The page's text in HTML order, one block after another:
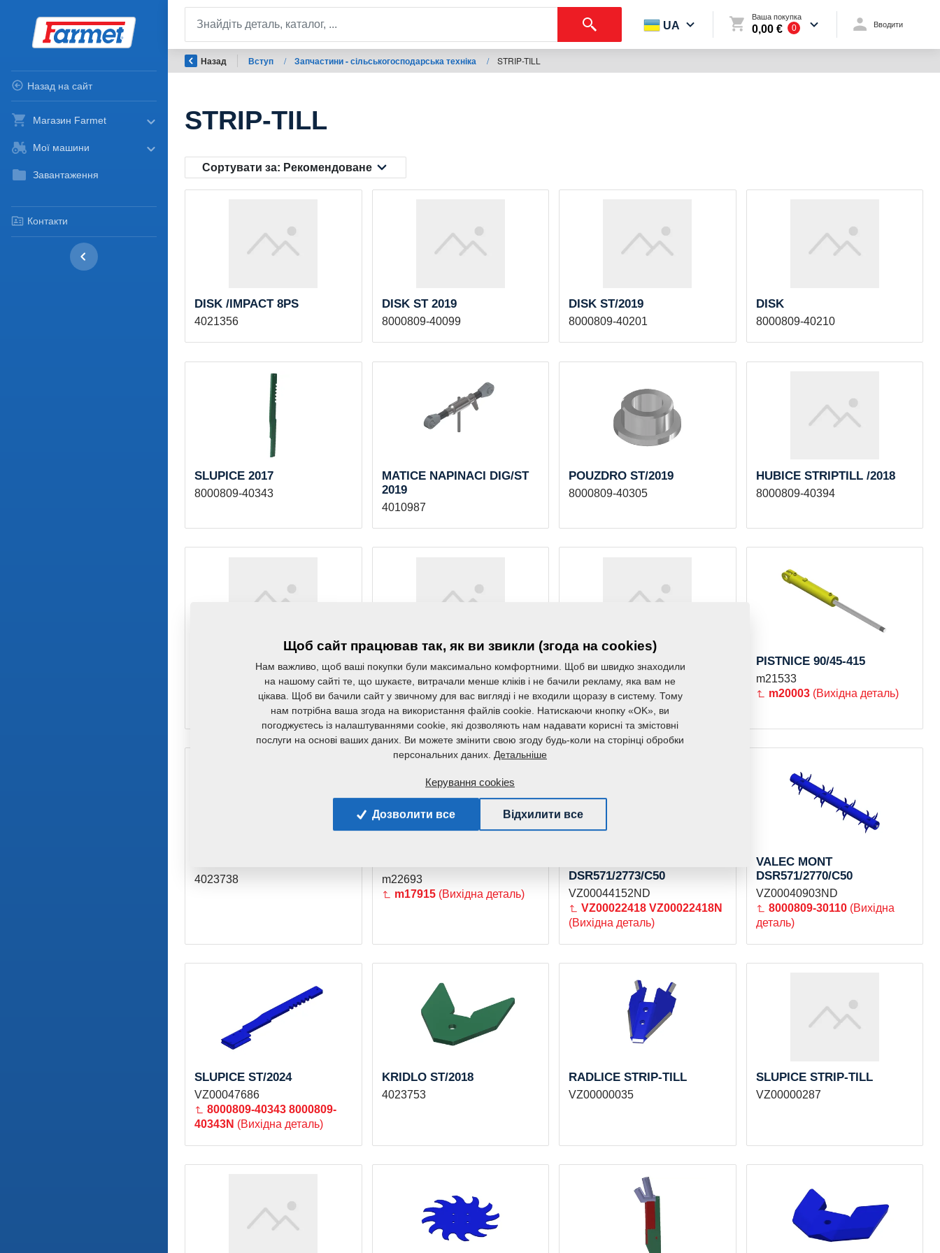
Назад на сайт
Магазин Farmet
Мої машини
Завантаження
Контакти
UA
Ваша покупка
0,00 € 0 Вводити
Назад Вступ / Запчастини - сільськогосподарська техніка / STRIP-TILL
STRIP-TILL
Сортувати за: Рекомендоване
DISK /IMPACT 8PS
4021356
DISK ST 2019
8000809-40099
DISK ST/2019
8000809-40201
DISK
8000809-40210
SLUPICE 2017
8000809-40343
MATICE NAPINACI DIG/ST
2019
4010987
POUZDRO ST/2019
8000809-40305
HUBICE STRIPTILL /2018
8000809-40394
OKO PISTNICE
(Вихідна деталь)
LOZISKO KULICKOVE 3304
A-2RS1/MT33
m09405
LOZISKO DOMECKOVE
117/98/102/4xM12
m19008
PISTNICE 90/45-415
m21533
m20003 (Вихідна деталь)
4023738
m22693
m17915 (Вихідна деталь)
DSR571/2773/C50
VZ00044152ND
VZ00022418 VZ00022418N
(Вихідна деталь)
VALEC MONT
DSR571/2770/C50
VZ00040903ND
8000809-30110 (Вихідна
деталь)
SLUPICE ST/2024
VZ00047686
8000809-40343 8000809-
40343N (Вихідна деталь)
KRIDLO ST/2018
4023753
RADLICE STRIP-TILL
VZ00000035
SLUPICE STRIP-TILL
VZ00000287
Щоб сайт працював так, як ви звикли (згода на cookies)
Нам важливо, щоб ваші покупки були максимально комфортними. Щоб ви швидко знаходили
на нашому сайті те, що шукаєте, витрачали менше кліків і не бачили рекламу, яка вам не
цікава. Щоб ви бачили сайт у звичному для вас вигляді і не входили щоразу в систему. Тому
нам потрібна ваша згода на використання файлів cookie. Натискаючи кнопку «OK», ви
погоджуєтесь із налаштуваннями cookie, які дозволяють нам надавати корисні та змістовні
послуги на основі ваших даних. Ви можете змінити свою згоду будь-коли на сторінці обробки
персональних даних. Детальніше
Керування cookies
Дозволити все Відхилити все